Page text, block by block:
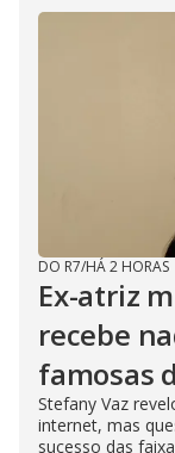
DO R7/HÁ 2 HORAS
Ex-atriz
recebe
famosas
Stefany Vaz
internet, mas
sucesso das